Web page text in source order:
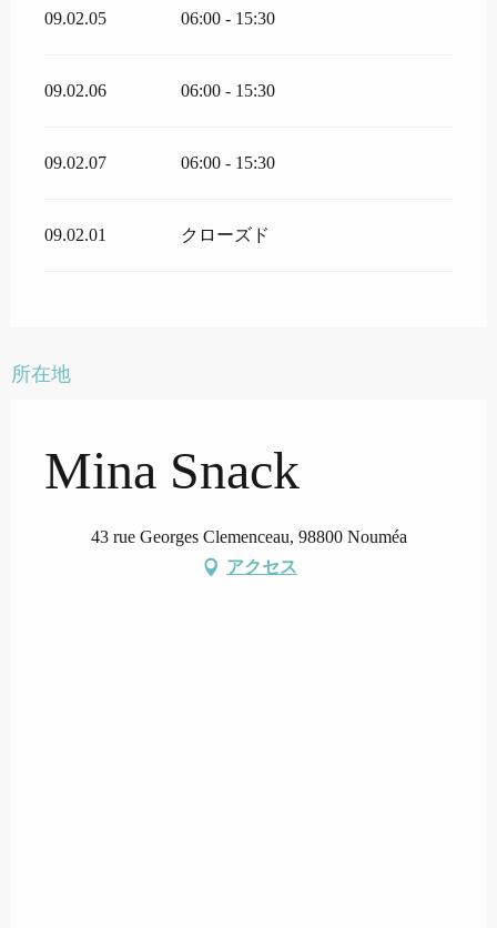
09.02.05 06:00 - 15:30
09.02.06 06:00 - 15:30
09.02.07 06:00 - 15:30
09.02.01 クローズド
所在地
Mina Snack
43 rue Georges Clemenceau, 98800 Nouméa
アクセス